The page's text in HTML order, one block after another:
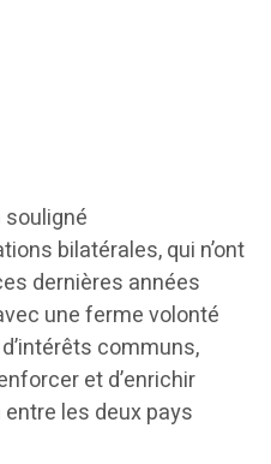
bilatérales, qui n’ont
dernières années
une ferme volonté
communs,
et d’enrichir
les deux pays